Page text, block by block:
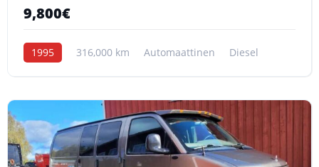
9,800€
1995 316,000 km Automaattinen Diesel